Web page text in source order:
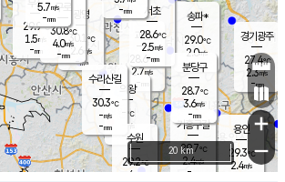
과천
28.6℃
2.7m/s
- mm
용인
29.3℃
2.4m/s
경기광주
27.4℃
2.3m/s
-mm
의왕
- ℃
m/s
mm
광명
30.1
℃
2.6 m/s
-mm
부천
29.9℃
1.5m/s
-mm
구로
30.8℃
4.0m/s
-mm
송파*
29.0℃
2.0m/s
-mm
서초
28.6℃
2.5m/s
-mm
기흥구갈
29.7℃
2.4m/s
-
수리산길
30.3℃
-m/s
-mm
분당구
28.7℃
3.6m/s
-mm
5.7m/s
-mm
수원
29.2℃
4 m/s
-mm
+
−
20 km